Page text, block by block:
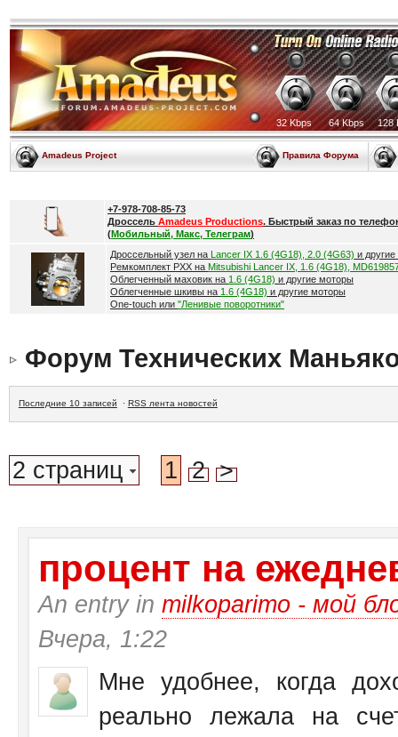
32 Kbps 64 Kbps 128
Amadeus Project Правила Форума
+7-978-708-85-73
Дроссель Amadeus Productions. Быстрый заказ по
(Мобильный, Макс, Телеграм)
Дроссельный узел на Lancer IX 1.6 (4G18), 2.0 (4G63) и
Ремкомплект РХХ на Mitsubishi Lancer IX, 1.6 (4G18),
Облегченный маховик на 1.6 (4G18) и другие моторы
Облегченные шкивы на 1.6 (4G18) и другие моторы
One-touch или "Ленивые поворотники"
Форум Технических
Последние 10 записей · RSS лента новостей
2 страниц 1 2 >
процент на
An entry in milkoparimo - мой
Вчера, 1:22
Мне удобнее, когда
реально лежала на